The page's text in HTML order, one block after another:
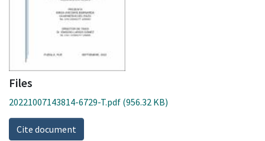
Files
20221007143814-6729-T.pdf (956.32 KB)
Cite document